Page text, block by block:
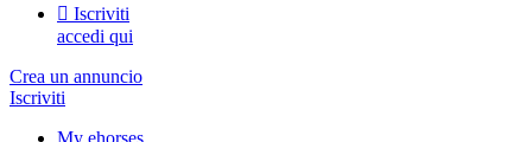
 Iscriviti
accedi qui
Crea un annuncio
Iscriviti
My ehorses